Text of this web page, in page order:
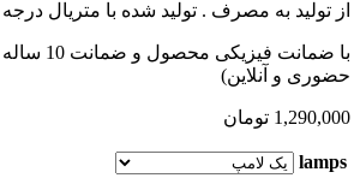
از تولید به مصرف . تولید شده با متریال
با ضمانت
حضوری و آنلاین)
1,290,000 تومان
lamps